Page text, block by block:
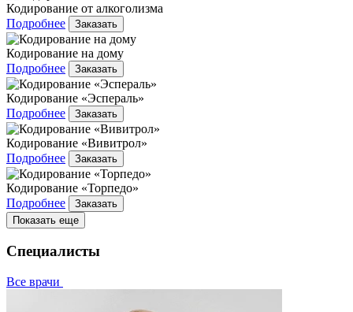
Кодирование от алкоголизма
Подробнее
Заказать
Кодирование на дому
Подробнее
Заказать
Кодирование «Эспераль»
Подробнее
Заказать
Кодирование «Вивитрол»
Подробнее
Заказать
Кодирование «Торпедо»
Подробнее
Заказать
Показать еще
Специалисты
Все врачи